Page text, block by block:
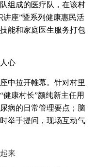
组成的医疗队，在该村
座”暨系列健康惠民活
能和家庭医生服务打包
心
中拉开帷幕。针对村里
健康村长”颜纯新主任用
病的日常管理要点；脑
举手提问，现场互动气
来